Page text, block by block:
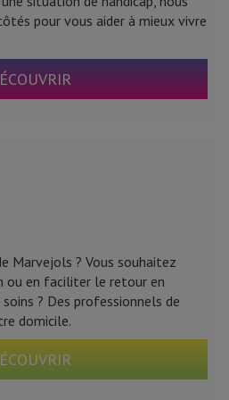
pour vous aider à mieux vivre
Marvejols ? Vous souhaitez
ou en faciliter le retour en
? Des professionnels de
domicile.